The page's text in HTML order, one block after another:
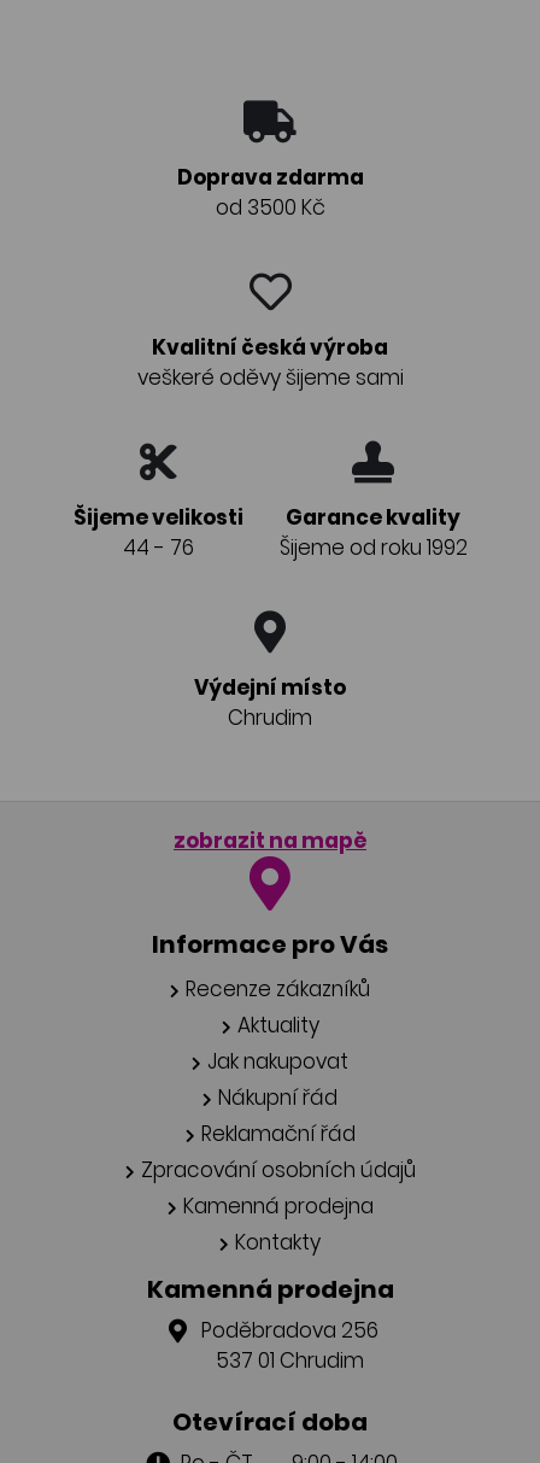
Doprava zdarma
od 3500 Kč
Kvalitní česká výroba
veškeré oděvy šijeme sami
Šijeme velikosti
44 - 76
Garance kvality
Šijeme od roku 1992
Výdejní místo
Chrudim
zobrazit na mapě
Informace pro Vás
Recenze zákazníků
Aktuality
Jak nakupovat
Nákupní řád
Reklamační řád
Zpracování osobních údajů
Kamenná prodejna
Kontakty
Kamenná prodejna
Poděbradova 256
537 01 Chrudim
Otevírací doba